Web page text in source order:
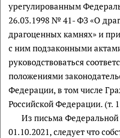
урегулированным
26.03.1998 № 41- ФЗ «О
драгоценных камнях» и
с ним подзаконными
руководствоваться
положениями
Федерации, в том числе
Российской Федерации. (т.
Из письма
01.10.2021, следует что